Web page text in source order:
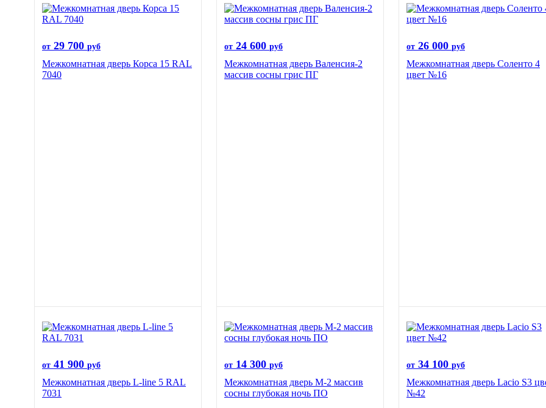
от 29 700 руб
Межкомнатная дверь Корса 15 RAL
7040
от 24 600 руб
Межкомнатная дверь Валенсия-2
массив сосны грис ПГ
от 26 000 руб
Межкомнатная дверь Соленто 4
цвет №16
от 41 900 руб
Межкомнатная дверь L-line 5 RAL
7031
от 14 300 руб
Межкомнатная дверь М-2 массив
сосны глубокая ночь ПО
от 34 100 руб
Межкомнатная дверь Lacio S3
№42